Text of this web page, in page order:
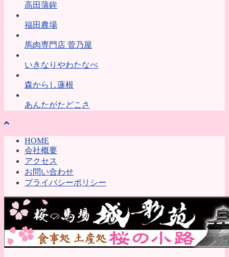
高田蒲鉾
福田農場
馬肉専門店 菅乃屋
いきなりやわたなべ
森からし蓮根
あんたがたどこさ
HOME
会社概要
アクセス
お問い合わせ
プライバシーポリシー